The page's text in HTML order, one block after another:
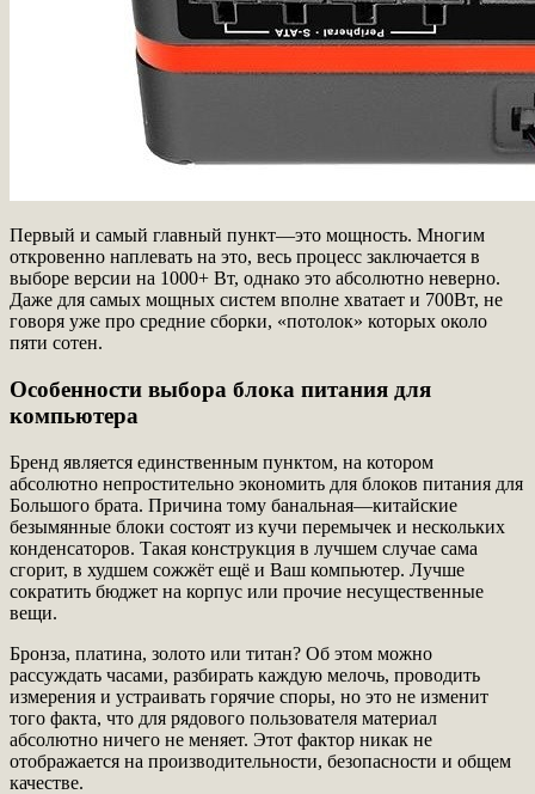
Первый и самый главный пункт—это мощность. Многим
откровенно наплевать на это, весь процесс заключается в
выборе версии на 1000+ Вт, однако это абсолютно неверно.
Даже для самых мощных систем вполне хватает и 700Вт, не
говоря уже про средние сборки, «потолок» которых около
пяти сотен.
Особенности выбора блока питания для
компьютера
Бренд является единственным пунктом, на котором
абсолютно непростительно экономить для блоков питания для
Большого брата. Причина тому банальная—китайские
безымянные блоки состоят из кучи перемычек и нескольких
конденсаторов. Такая конструкция в лучшем случае сама
сгорит, в худшем сожжёт ещё и Ваш компьютер. Лучше
сократить бюджет на корпус или прочие несущественные
вещи.
Бронза, платина, золото или титан? Об этом можно
рассуждать часами, разбирать каждую мелочь, проводить
измерения и устраивать горячие споры, но это не изменит
того факта, что для рядового пользователя материал
абсолютно ничего не меняет. Этот фактор никак не
отображается на производительности, безопасности и общем
качестве.